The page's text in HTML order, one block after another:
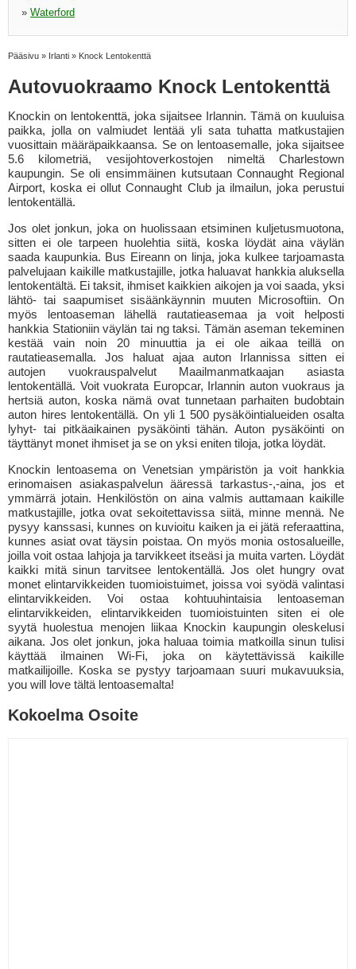
» Waterford
Pääsivu » Irlanti » Knock Lentokenttä
Autovuokraamo Knock Lentokenttä
Knockin on lentokenttä, joka sijaitsee Irlannin. Tämä on kuuluisa
paikka, jolla on valmiudet lentää yli sata tuhatta matkustajien
vuosittain määräpaikkaansa. Se on lentoasemalle, joka sijaitsee
5.6 kilometriä, vesijohtoverkostojen nimeltä Charlestown
kaupungin. Se oli ensimmäinen kutsutaan Connaught Regional
Airport, koska ei ollut Connaught Club ja ilmailun, joka perustui
lentokentällä.
Jos olet jonkun, joka on huolissaan etsiminen kuljetusmuotona,
sitten ei ole tarpeen huolehtia siitä, koska löydät aina väylän
saada kaupunkia. Bus Eireann on linja, joka kulkee tarjoamasta
palvelujaan kaikille matkustajille, jotka haluavat hankkia aluksella
lentokentältä. Ei taksit, ihmiset kaikkien aikojen ja voi saada, yksi
lähtö- tai saapumiset sisäänkäynnin muuten Microsoftiin. On
myös lentoaseman lähellä rautatieasemaa ja voit helposti
hankkia Stationiin väylän tai ng taksi. Tämän aseman tekeminen
kestää vain noin 20 minuuttia ja ei ole aikaa teillä on
rautatieasemalla. Jos haluat ajaa auton Irlannissa sitten ei
autojen vuokrauspalvelut Maailmanmatkaajan asiasta
lentokentällä. Voit vuokrata Europcar, Irlannin auton vuokraus ja
hertsiä auton, koska nämä ovat tunnetaan parhaiten budobtain
auton hires lentokentällä. On yli 1 500 pysäköintialueiden osalta
lyhyt- tai pitkäaikainen pysäköinti tähän. Auton pysäköinti on
täyttänyt monet ihmiset ja se on yksi eniten tiloja, jotka löydät.
Knockin lentoasema on Venetsian ympäristön ja voit hankkia
erinomaisen asiakaspalvelun ääressä tarkastus-,-aina, jos et
ymmärrä jotain. Henkilöstön on aina valmis auttamaan kaikille
matkustajille, jotka ovat sekoitettavissa siitä, minne mennä. Ne
pysyy kanssasi, kunnes on kuvioitu kaiken ja ei jätä referaattina,
kunnes asiat ovat täysin poistaa. On myös monia ostosalueille,
joilla voit ostaa lahjoja ja tarvikkeet itseäsi ja muita varten. Löydät
kaikki mitä sinun tarvitsee lentokentällä. Jos olet hungry ovat
monet elintarvikkeiden tuomioistuimet, joissa voi syödä valintasi
elintarvikkeiden. Voi ostaa kohtuuhintaisia lentoaseman
elintarvikkeiden, elintarvikkeiden tuomioistuinten siten ei ole
syytä huolestua menojen liikaa Knockin kaupungin oleskelusi
aikana. Jos olet jonkun, joka haluaa toimia matkoilla sinun tulisi
käyttää ilmainen Wi-Fi, joka on käytettävissä kaikille
matkailijoille. Koska se pystyy tarjoamaan suuri mukavuuksia,
you will love tältä lentoasemalta!
Kokoelma Osoite